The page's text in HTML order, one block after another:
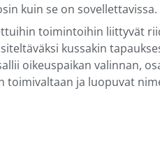
kuin se on sovellettavissa.
toimintoihin liittyvät
kussakin
oikeuspaikan valinnan,
ja luopuvat